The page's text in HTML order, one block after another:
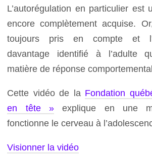
L’autorégulation en particulier est
encore complètement acquise.
toujours pris en compte et
davantage identifié à l’adulte
matière de réponse
Cette vidéo de la Fondation
en tête » explique en une
fonctionne le cerveau à
Visionner la vidéo